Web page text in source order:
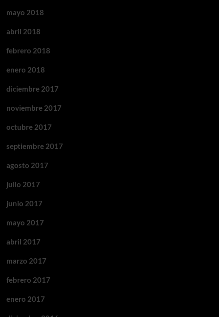
mayo 2018
abril 2018
febrero 2018
enero 2018
diciembre 2017
noviembre 2017
octubre 2017
septiembre 2017
agosto 2017
julio 2017
junio 2017
mayo 2017
abril 2017
marzo 2017
febrero 2017
enero 2017